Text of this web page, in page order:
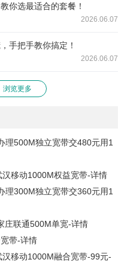
你选最适合的套餐！
2026.06.07
手把手教你搞定！
2026.06.07
浏览更多
理500M独立宽带交480元用1
移动1000M权益宽带-详情
理300M独立宽带交360元用1
庄联通500M单宽-详情
带-详情
移动1000M融合宽带-99元-